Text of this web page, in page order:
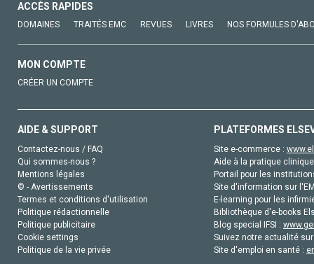
ACCÈS RAPIDES
DOMAINES TRAITÉS EMC REVUES LIVRES NOS FORMULES
MON COMPTE
CRÉER UN COMPTE
AIDE & SUPPORT
Contactez-nous / FAQ
Qui sommes-nous ?
Mentions légales
© - Avertissements
Termes et conditions d'utilisation
Politique rédactionnelle
Politique publicitaire
Cookie settings
Politique de la vie privée
PLATEFORMES
Site e-commerce :
Aide à la pratique
Portail pour les
Site d'information sur
E-learning pour les
Bibliothèque d'e-books
Blog special IFSI :
Suivez notre actualité
Site d'emploi en santé :